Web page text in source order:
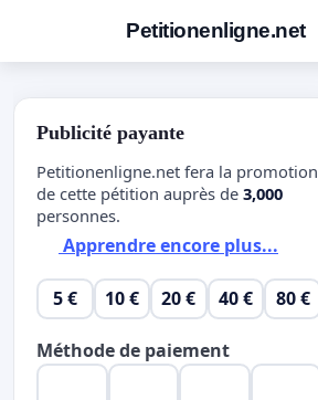
Petitionenligne.net
Publicité payante
Petitionenligne.net fera la promotion
de cette pétition auprès de 3,000
personnes.
Apprendre encore plus...
5 € 10 € 20 € 40 € 80 €
Méthode de paiement